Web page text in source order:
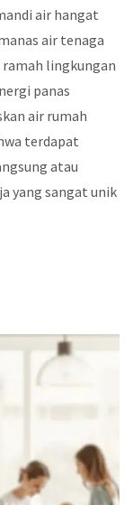
air hangat
air tenaga
lingkungan
panas
air rumah
terdapat
atau
yang sangat unik